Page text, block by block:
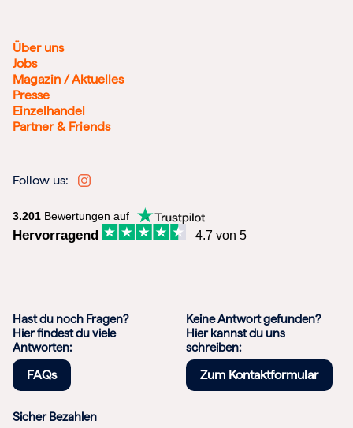
Über uns
Jobs
Magazin / Aktuelles
Presse
Einzelhandel
Partner & Friends
Follow us:
3.201 Bewertungen auf
Hervorragend 4.7 von 5
Hast du noch Fragen?
Hier findest du viele
Antworten:
FAQs
Keine Antwort gefunden?
Hier kannst du uns
schreiben:
Zum Kontaktformular
Sicher Bezahlen